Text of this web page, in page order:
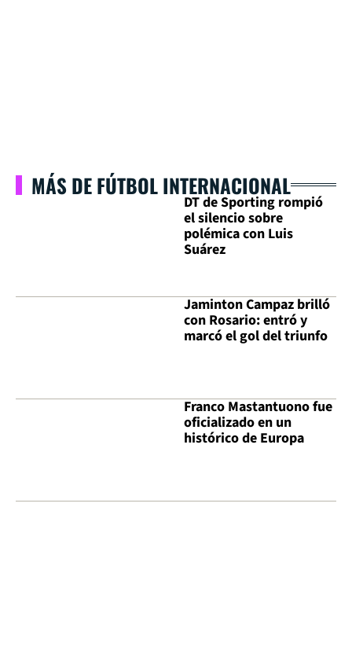
MÁS DE FÚTBOL INTERNACIONAL
DT de Sporting rompió
el silencio sobre
polémica con Luis
Suárez
Jaminton Campaz brilló
con Rosario: entró y
marcó el gol del triunfo
Franco Mastantuono fue
oficializado en un
histórico de Europa